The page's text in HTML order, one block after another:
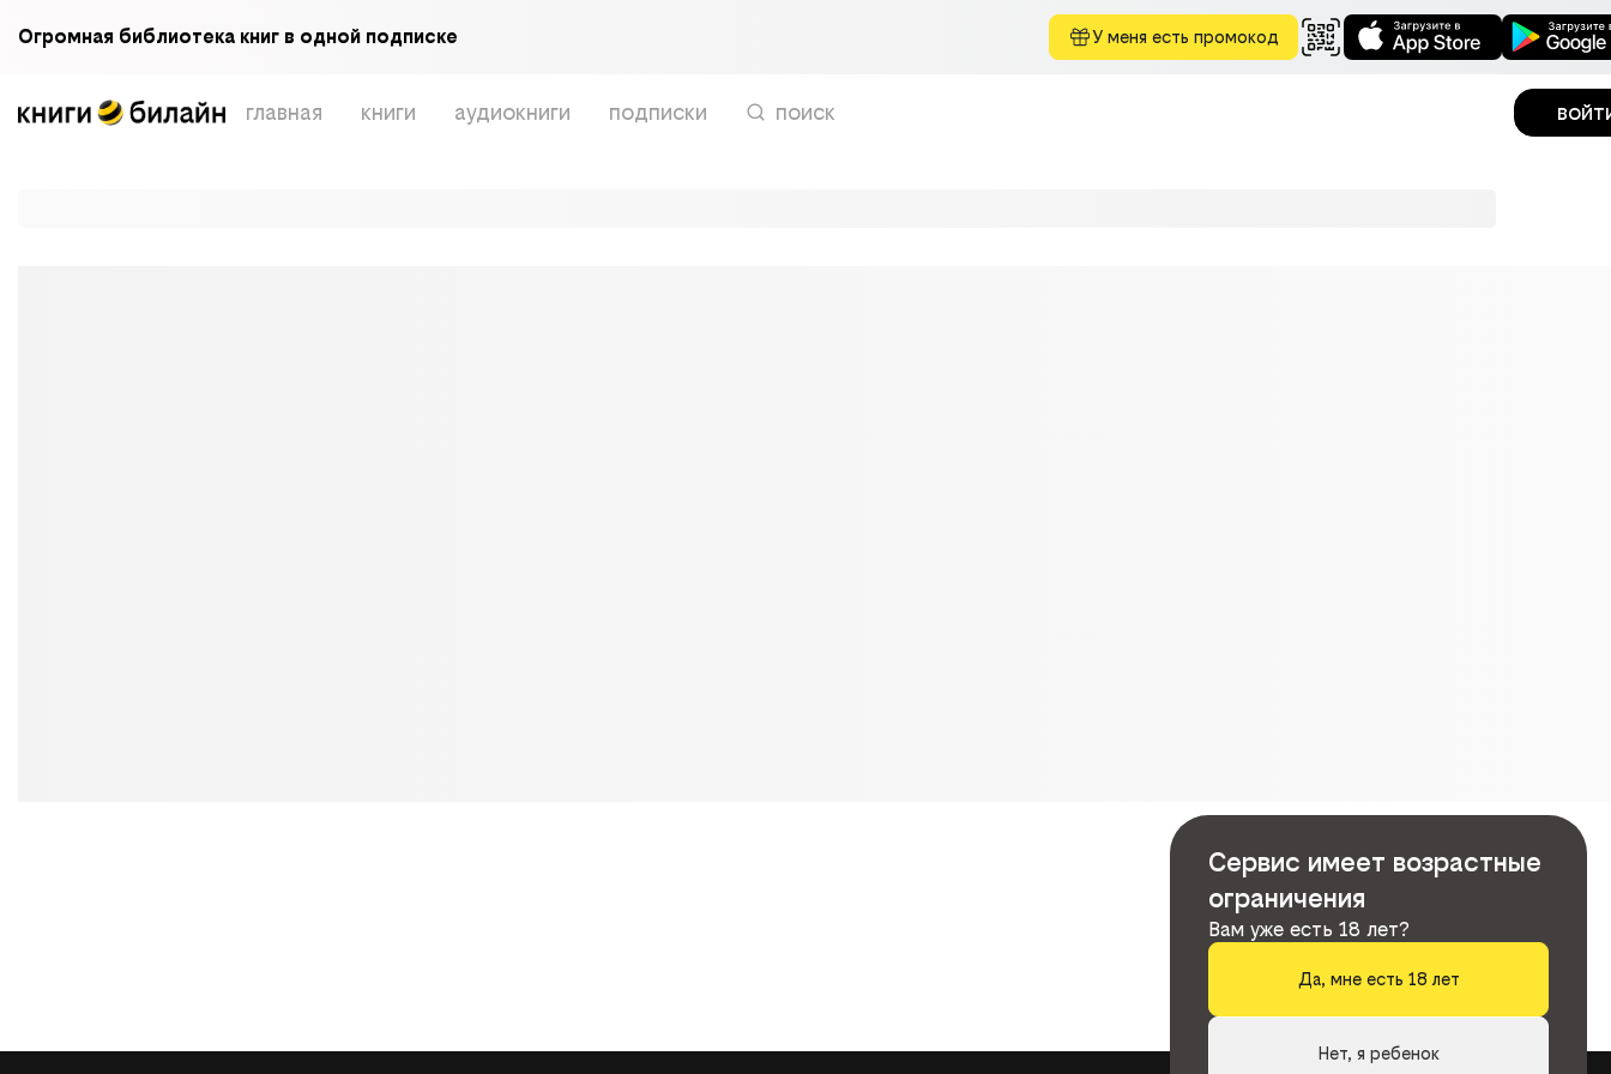
Огромная библиотека книг в одной подписке У меня есть промокод
главная книги аудиокниги подписки поиск
Сервис имеет возрастные
ограничения
Вам уже есть 18 лет?
Да, мне есть 18 лет
Нет, я ребенок